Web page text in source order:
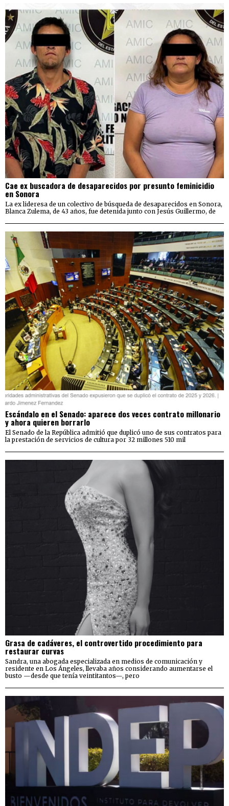
Cae ex buscadora de desaparecidos por presunto feminicidio
en Sonora
La ex lideresa de un colectivo de búsqueda de desaparecidos en Sonora,
Blanca Zulema, de 43 años, fue detenida junto con Jesús Guillermo, de
Escándalo en el Senado: aparece dos veces contrato millonario
y ahora quieren borrarlo
El Senado de la República admitió que duplicó uno de sus contratos para
la prestación de servicios de cultura por 32 millones 510 mil
Grasa de cadáveres, el controvertido procedimiento para
restaurar curvas
Sandra, una abogada especializada en medios de comunicación y
residente en Los Ángeles, llevaba años considerando aumentarse el
busto —desde que tenía veintitantos—, pero